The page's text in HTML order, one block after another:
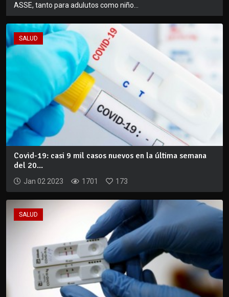
ASSE, tanto para adulutos como niño...
SALUD
Covid-19: casi 9 mil casos nuevos en la última semana
del 20...
Jan 02 2023 1701 173
SALUD